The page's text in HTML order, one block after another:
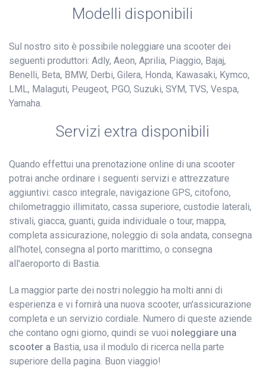
Modelli disponibili
Sul nostro sito è possibile noleggiare una scooter dei
seguenti produttori: Adly, Aeon, Aprilia, Piaggio, Bajaj,
Benelli, Beta, BMW, Derbi, Gilera, Honda, Kawasaki, Kymco,
LML, Malaguti, Peugeot, PGO, Suzuki, SYM, TVS, Vespa,
Yamaha.
Servizi extra disponibili
Quando effettui una prenotazione online di una scooter
potrai anche ordinare i seguenti servizi e attrezzature
aggiuntivi: casco integrale, navigazione GPS, citofono,
chilometraggio illimitato, cassa superiore, custodie laterali,
stivali, giacca, guanti, guida individuale o tour, mappa,
completa assicurazione, noleggio di sola andata, consegna
all'hotel, consegna al porto marittimo, o consegna
all'aeroporto di Bastia.
La maggior parte dei nostri noleggio ha molti anni di
esperienza e vi fornirà una nuova scooter, un'assicurazione
completa e un servizio cordiale. Numero di queste aziende
che contano ogni giorno, quindi se vuoi noleggiare una
scooter a Bastia, usa il modulo di ricerca nella parte
superiore della pagina. Buon viaggio!